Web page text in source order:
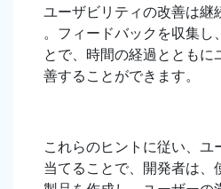
ユーザビリティの改善は継
。フィードバックを収集し
とで、時間の経過とともに
善することができます。
これらのヒントに従い、ユ
当てることで、開発者は、